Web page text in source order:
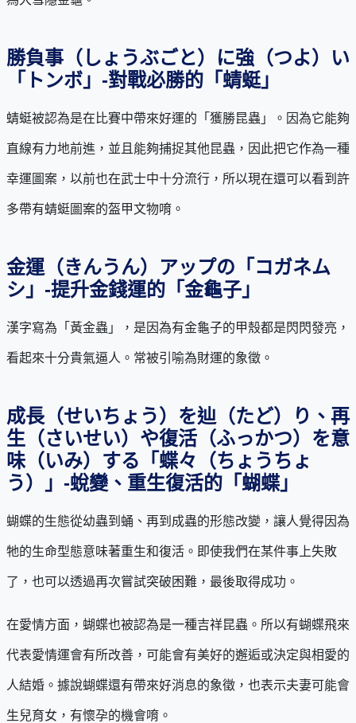
勝負事（しょうぶごと）に強（つよ）い
「トンボ」-對戰必勝的「蜻蜓」
蜻蜓被認為是在比賽中帶來好運的「獲勝昆蟲」。因為它能夠
直線有力地前進，並且能夠捕捉其他昆蟲，因此把它作為一種
幸運圖案，以前也在武士中十分流行，所以現在還可以看到許
多帶有蜻蜓圖案的盔甲文物唷。
金運（きんうん）アップの「コガネム
シ」-提升金錢運的「金龜子」
漢字寫為「黃金蟲」，是因為有金龜子的甲殼都是閃閃發亮，
看起來十分貴氣逼人。常被引喻為財運的象徵。
成長（せいちょう）を辿（たど）り、再
生（さいせい）や復活（ふっかつ）を意
味（いみ）する「蝶々（ちょうちょ
う）」-蛻變、重生復活的「蝴蝶」
蝴蝶的生態從幼蟲到蛹、再到成蟲的形態改變，讓人覺得因為
牠的生命型態意味著重生和復活。即使我們在某件事上失敗
了，也可以透過再次嘗試突破困難，最後取得成功。
在愛情方面，蝴蝶也被認為是一種吉祥昆蟲。所以有蝴蝶飛來
代表愛情運會有所改善，可能會有美好的邂逅或決定與相愛的
人結婚。據說蝴蝶還有帶來好消息的象徵，也表示夫妻可能會
生兒育女，有懷孕的機會唷。